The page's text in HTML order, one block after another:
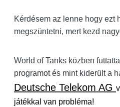
Kérdésem az lenne hogy ezt
megszüntetni, mert kezd
World of Tanks közben
programot és mint kiderült a
Deutsche Telekom AG
játékkal van probléma!